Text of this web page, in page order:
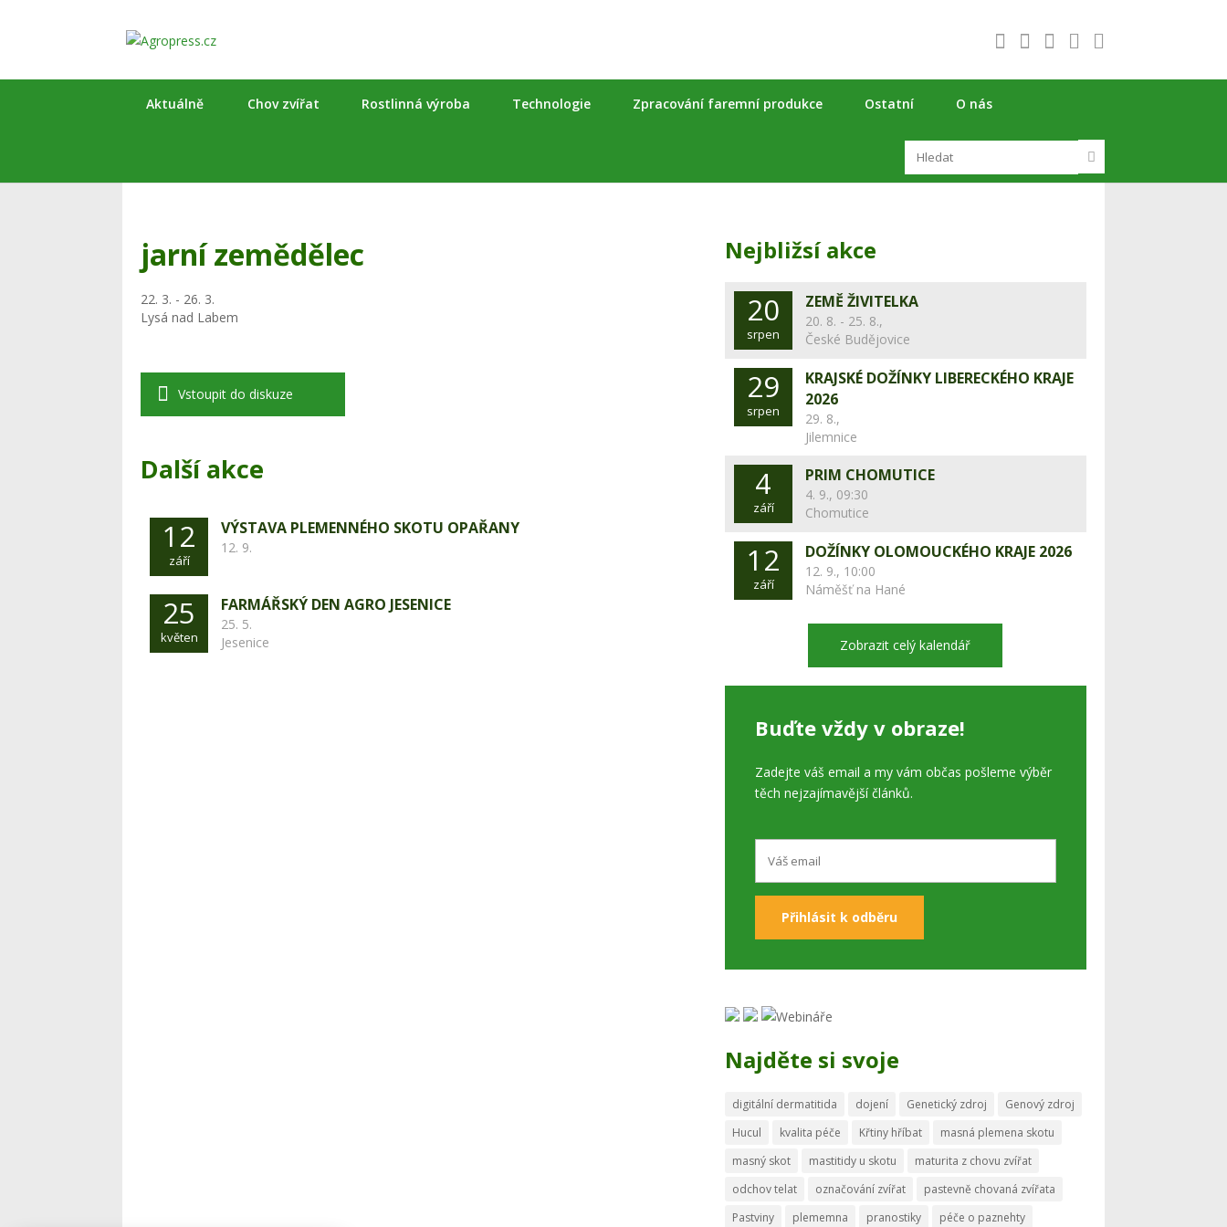
Aktuálně Chov zvířat Rostlinná výroba Technologie Zpracování faremní produkce Ostatní O nás
jarní zemědělec
22. 3. - 26. 3.
Lysá nad Labem
Vstoupit do diskuze
Další akce
12
září
VÝSTAVA PLEMENNÉHO SKOTU OPAŘANY
12. 9.
25
květen
FARMÁŘSKÝ DEN AGRO JESENICE
25. 5.
Jesenice
Nejbližsí akce
20
srpen
ZEMĚ ŽIVITELKA
20. 8. - 25. 8.,
České Budějovice
29
srpen
KRAJSKÉ DOŽÍNKY LIBERECKÉHO KRAJE
2026
29. 8.,
Jilemnice
4
září
PRIM CHOMUTICE
4. 9., 09:30
Chomutice
12
září
DOŽÍNKY OLOMOUCKÉHO KRAJE 2026
12. 9., 10:00
Náměšť na Hané
Zobrazit celý kalendář
Buďte vždy v obraze!
Zadejte váš email a my vám občas pošleme výběr
těch nejzajímavější článků.
Najděte si svoje
digitální dermatitida dojení Genetický zdroj
Genový zdroj
Hucul
kvalita péče Křtiny hříbat
masná plemena skotu
masný skot
mastitidy u skotu
maturita z chovu zvířat
odchov telat
označování zvířat
pastevně chovaná zvířata
Pastviny
plememna pranostiky péče o paznehty